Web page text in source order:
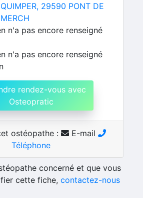
29590 PONT DE
n'a pas encore renseigné
n'a pas encore renseigné
rendez-vous avec
Osteopratic
ostéopathe :
E-mail
Téléphone
concerné et que vous
cette fiche, contactez-nous